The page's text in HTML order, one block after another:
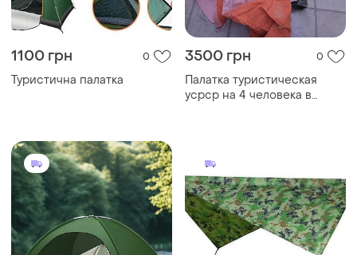
1100 грн 0
Туристична палатка
3500 грн 0
Палатка туристическая
усрср на 4 человека в